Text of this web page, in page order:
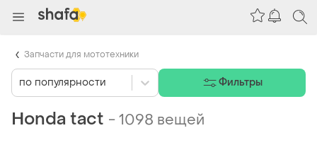
Honda tact -1098 вещей
по популярности Фильтры
Запчасти для мототехники